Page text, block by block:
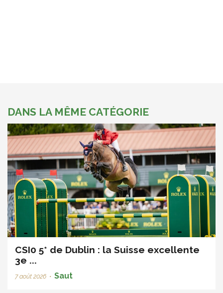
DANS LA MÊME CATÉGORIE
CSI0 5* de Dublin : la Suisse excellente
3e ...
7 août 2026 • Saut